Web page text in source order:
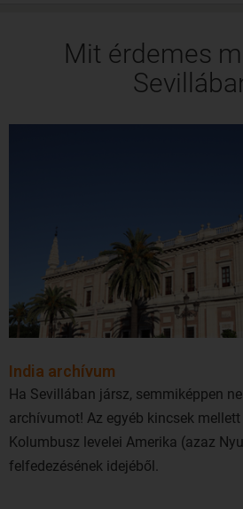
Mit érdemes
India archívum
Ha Sevillában jársz, semmiképpen
archívumot! Az egyéb kincsek
Kolumbusz levelei Amerika (azaz
felfedezésének idejéből.